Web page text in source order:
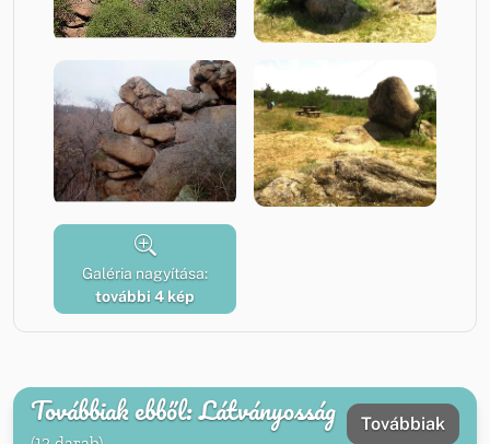
Galéria nagyítása:
további 4 kép
Továbbiak ebből: Látványosság Továbbiak